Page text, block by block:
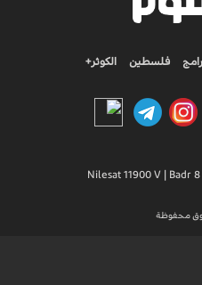
فلسطين الكوثر+
Nilesat 11900 V | Badr 8
محفوظة